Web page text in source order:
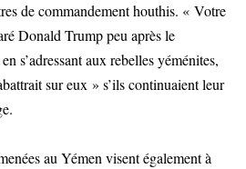
de commandement houthis. « Votre
Donald Trump peu après le
s’adressant aux rebelles yéménites,
sur eux » s’ils continuaient leur
au Yémen visent également à